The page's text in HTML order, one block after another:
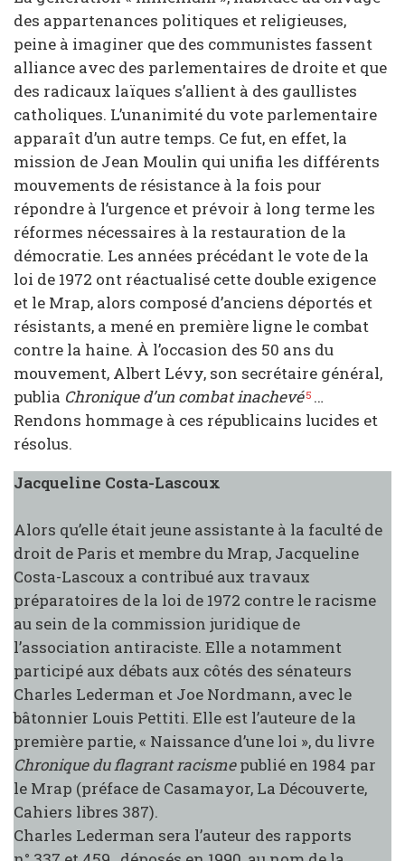
des appartenances politiques et religieuses,
peine à imaginer que des communistes fassent
alliance avec des parlementaires de droite et que
des radicaux laïques s’allient à des gaullistes
catholiques. L’unanimité du vote parlementaire
apparaît d’un autre temps. Ce fut, en effet, la
mission de Jean Moulin qui unifia les différents
mouvements de résistance à la fois pour
répondre à l’urgence et prévoir à long terme les
réformes nécessaires à la restauration de la
démocratie. Les années précédant le vote de la
loi de 1972 ont réactualisé cette double exigence
et le Mrap, alors composé d’anciens déportés et
résistants, a mené en première ligne le combat
contre la haine. À l’occasion des 50 ans du
mouvement, Albert Lévy, son secrétaire général,
publia Chronique d’un combat inachevé 5 …
Rendons hommage à ces républicains lucides et
résolus.
Jacqueline Costa-Lascoux
Alors qu’elle était jeune assistante à la faculté de
droit de Paris et membre du Mrap, Jacqueline
Costa-Lascoux a contribué aux travaux
préparatoires de la loi de 1972 contre le racisme
au sein de la commission juridique de
l’association antiraciste. Elle a notamment
participé aux débats aux côtés des sénateurs
Charles Lederman et Joe Nordmann, avec le
bâtonnier Louis Pettiti. Elle est l’auteure de la
première partie, « Naissance d’une loi », du livre
Chronique du flagrant racismepublié en 1984 par
le Mrap (préface de Casamayor, La Découverte,
Cahiers libres 387).
Charles Lederman sera l’auteur des rapports